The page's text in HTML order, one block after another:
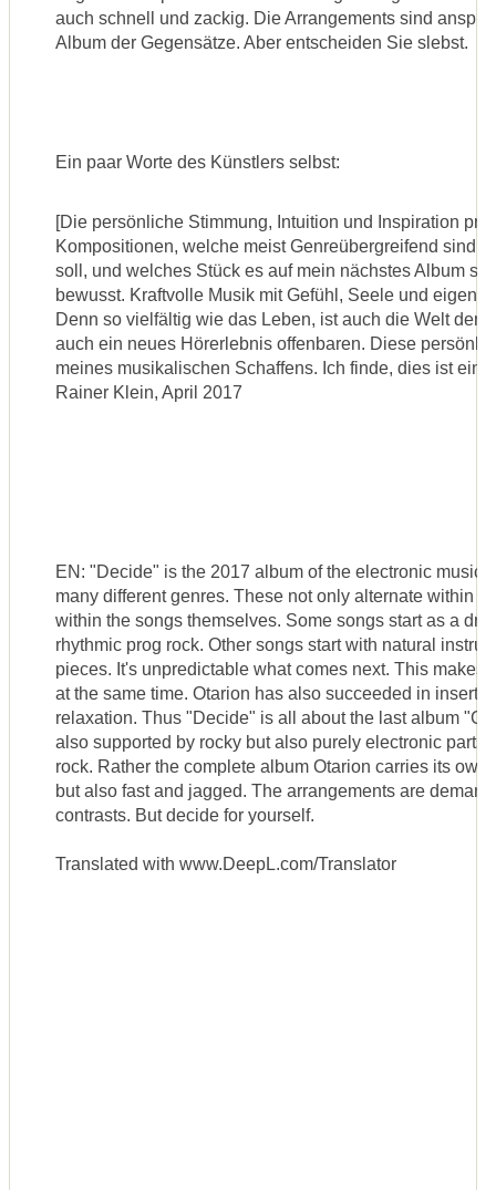
auch schnell und zackig. Die Arrangements sind
Album der Gegensätze. Aber entscheiden Sie slebst.
Ein paar Worte des Künstlers selbst:
[Die persönliche Stimmung, Intuition und Inspiration
Kompositionen, welche meist Genreübergreifend sind.
soll, und welches Stück es auf mein nächstes Album
bewusst. Kraftvolle Musik mit Gefühl, Seele und
Denn so vielfältig wie das Leben, ist auch die Welt der
auch ein neues Hörerlebnis offenbaren. Diese
meines musikalischen Schaffens. Ich finde, dies ist
Rainer Klein, April 2017
EN: "Decide" is the 2017 album of the electronic
many different genres. These not only alternate within
within the songs themselves. Some songs start as a
rhythmic prog rock. Other songs start with natural
pieces. It's unpredictable what comes next. This
at the same time. Otarion has also succeeded in
relaxation. Thus "Decide" is all about the last album
also supported by rocky but also purely electronic
rock. Rather the complete album Otarion carries its
but also fast and jagged. The arrangements are
contrasts. But decide for yourself.
Translated with www.DeepL.com/Translator